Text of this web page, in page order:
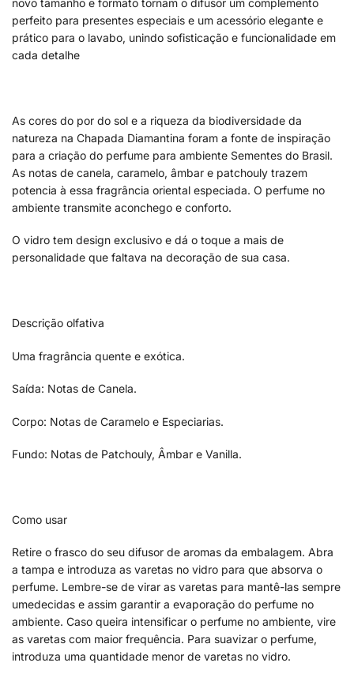
novo tamanho e formato tornam o difusor um complemento
perfeito para presentes especiais e um acessório elegante e
prático para o lavabo, unindo sofisticação e funcionalidade em
cada detalhe
As cores do por do sol e a riqueza da biodiversidade da
natureza na Chapada Diamantina foram a fonte de inspiração
para a criação do perfume para ambiente Sementes do Brasil.
As notas de canela, caramelo, âmbar e patchouly trazem
potencia à essa fragrância oriental especiada. O perfume no
ambiente transmite aconchego e conforto.
O vidro tem design exclusivo e dá o toque a mais de
personalidade que faltava na decoração de sua casa.
Descrição olfativa
Uma fragrância quente e exótica.
Saída: Notas de Canela.
Corpo: Notas de Caramelo e Especiarias.
Fundo: Notas de Patchouly, Âmbar e Vanilla.
Como usar
Retire o frasco do seu difusor de aromas da embalagem. Abra
a tampa e introduza as varetas no vidro para que absorva o
perfume. Lembre-se de virar as varetas para mantê-las sempre
umedecidas e assim garantir a evaporação do perfume no
ambiente. Caso queira intensificar o perfume no ambiente, vire
as varetas com maior frequência. Para suavizar o perfume,
introduza uma quantidade menor de varetas no vidro.